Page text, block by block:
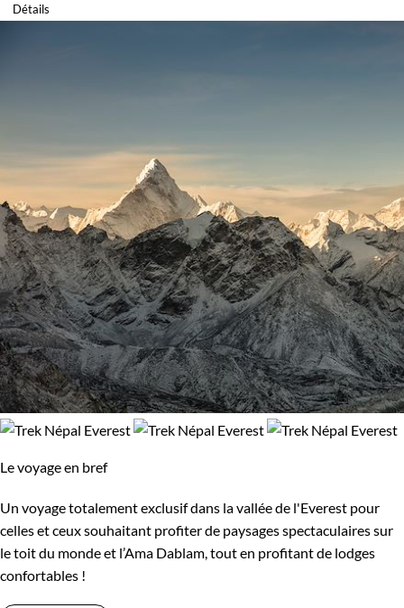
Détails
Le voyage en bref
Un voyage totalement exclusif dans la vallée de l'Everest pour
celles et ceux souhaitant profiter de paysages spectaculaires sur
le toit du monde et l’Ama Dablam, tout en profitant de lodges
confortables !